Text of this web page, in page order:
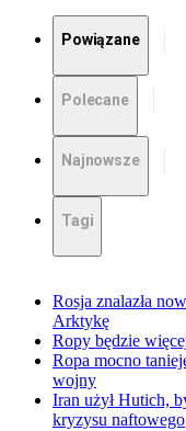
Powiązane
Polecane
Najnowsze
Tagi
Rosja znalazła
Arktykę
Ropy będzie
Ropa mocno
wojny
Iran użył Hutich,
kryzysu naftowego